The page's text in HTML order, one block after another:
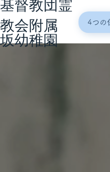
4つの
督教団霊
会附属
幼稚園
ついて
reinanzakachurch/